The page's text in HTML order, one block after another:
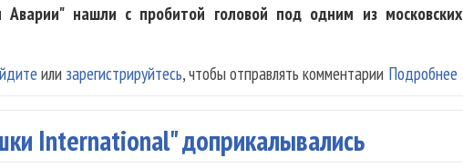
Аварии" нашли с пробитой головой под одним из московских
Подробнее
или зарегистрируйтесь, чтобы отправлять комментарии
International" доприкалывались